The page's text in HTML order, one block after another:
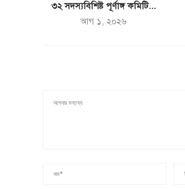
৩২ সদস্যবিশিষ্ট পূর্ণাঙ্গ কমিটি...
আগ ১, ২০২৬